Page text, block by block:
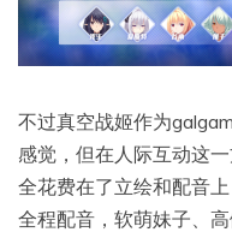
不过真空战姬作为
感觉，但在人际互动这
全花费在了立绘和配音
全程配音，软萌妹子、